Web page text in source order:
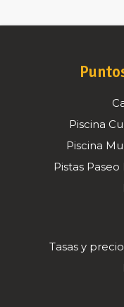
Piscina
Piscina
Pistas
Tasas y